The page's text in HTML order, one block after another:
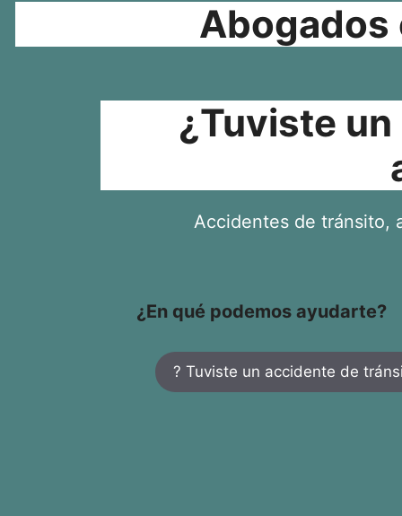
Abogados
¿Tuviste
Accidentes de tránsito,
¿En qué podemos ayudarte?
? Tuviste un accidente de